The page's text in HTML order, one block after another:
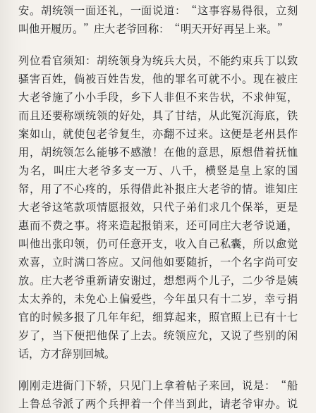
安。胡统领一面还礼，一面说道：“这事容易得很，立刻
叫他开履历。”庄大老爷回称：“明天开好再呈上来。”
列位看官须知：胡统领身为统兵大员，不能约束兵丁以致
骚害百姓，倘被百姓告发，他的罪名可就不小。现在被庄
大老爷施了小小手段，乡下人非但不来告状，不求伸冤，
而且还要称颂统领的好处，具了甘结，从此冤沉海底，铁
案如山，就使包老爷复生，亦翻不过来。这便是老州县作
用，胡统领怎么能够不感激！在他的意思，原想借着抚恤
为名，叫庄大老爷多支一万、八千，横竖是皇上家的国
帑，用了不心疼的，乐得借此补报庄大老爷的情。谁知庄
大老爷这笔款项情愿报效，只代子弟们求几个保举，更是
惠而不费之事。将来造起报销来，还可同庄大老爷说通，
叫他出张印领，仍可任意开支，收入自己私囊，所以愈觉
欢喜，立时满口答应。又问他如要随折，一个名字尚可安
放。庄大老爷重新请安谢过，想想两个儿子，二少爷是姨
太太养的，未免心上偏爱些，今年虽只有十二岁，幸亏捐
官的时候多报了几年年纪，细算起来，照官照上已有十七
岁了，当下便把他保了上去。统领应允，又说了些别的闲
话，方才辞别回城。
刚刚走进衙门下轿，只见门上拿着帖子来回，说是：“船
上鲁总爷派了两个兵押着一个伴当到此，请老爷审办。说